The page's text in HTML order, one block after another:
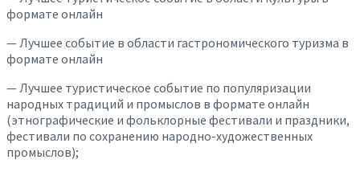
формате онлайн
— Лучшее событие в области гастрономического туризма в
формате онлайн
— Лучшее туристическое событие по популяризации
народных традиций и промыслов в формате онлайн
(этнографические и фольклорные фестивали и праздники,
фестивали по сохранению народно-художественных
промыслов);